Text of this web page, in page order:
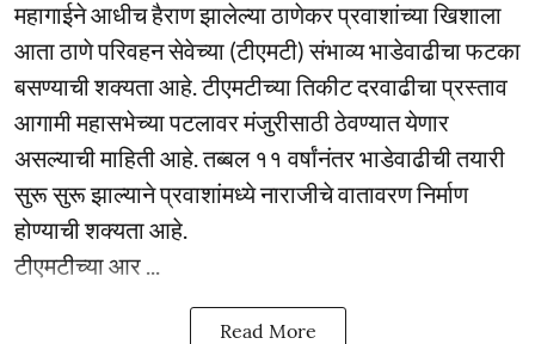
महागाईने आधीच हैराण झालेल्या ठाणेकर प्रवाशांच्या खिशाला
आता ठाणे परिवहन सेवेच्या (टीएमटी) संभाव्य भाडेवाढीचा फटका
बसण्याची शक्यता आहे. टीएमटीच्या तिकीट दरवाढीचा प्रस्ताव
आगामी महासभेच्या पटलावर मंजुरीसाठी ठेवण्यात येणार
असल्याची माहिती आहे. तब्बल ११ वर्षांनंतर भाडेवाढीची तयारी
सुरू सुरू झाल्याने प्रवाशांमध्ये नाराजीचे वातावरण निर्माण
होण्याची शक्यता आहे.
टीएमटीच्या आर ...
Read More